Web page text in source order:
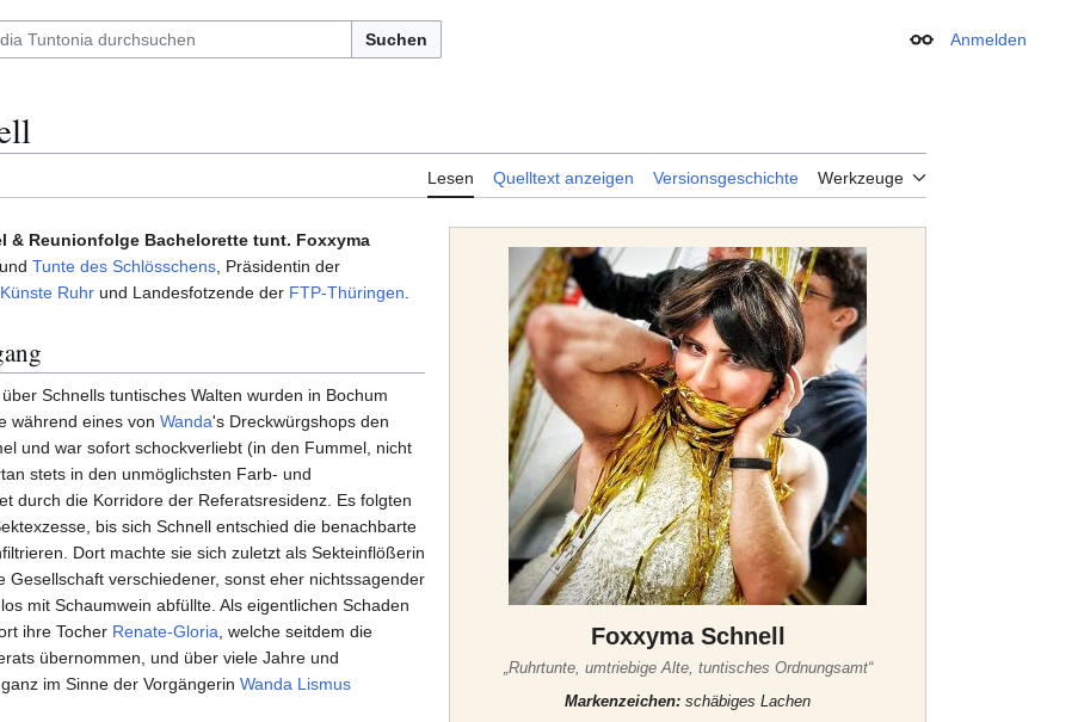
Suchen Erscheinungsbild
Anmelden
Lesen Quelltext anzeigen Versionsgeschichte Werkzeuge
Foxxyma Schnell
„Ruhrtunte, umtriebige Alte, tuntisches Ordnungsamt“
Markenzeichen: schäbiges Lachen
& Reunionfolge Bachelorette tunt. Foxxyma
Tunte des Schlösschens , Präsidentin der
Ruhr und Landesfotzende der FTP-Thüringen
Schnells tuntisches Walten wurden in Bochum
während eines von Wanda's Dreckwürgshops den
und war sofort schockverliebt (in den Fummel, nicht
stets in den unmöglichsten Farb- und
durch die Korridore der Referatsresidenz. Es folgten
bis sich Schnell entschied die benachbarte
Dort machte sie sich zuletzt als Sekteinflößerin
Gesellschaft verschiedener, sonst eher nichtssagender
mit Schaumwein abfüllte. Als eigentlichen Schaden
ihre Tocher Renate-Gloria , welche seitdem die
übernommen, und über viele Jahre und
im Sinne der Vorgängerin Wanda Lismus